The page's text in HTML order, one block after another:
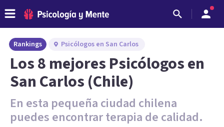
Rankings Psicólogos en San Carlos
Los 8 mejores Psicólogos en
San Carlos (Chile)
En esta pequeña ciudad chilena
puedes encontrar terapia de calidad.